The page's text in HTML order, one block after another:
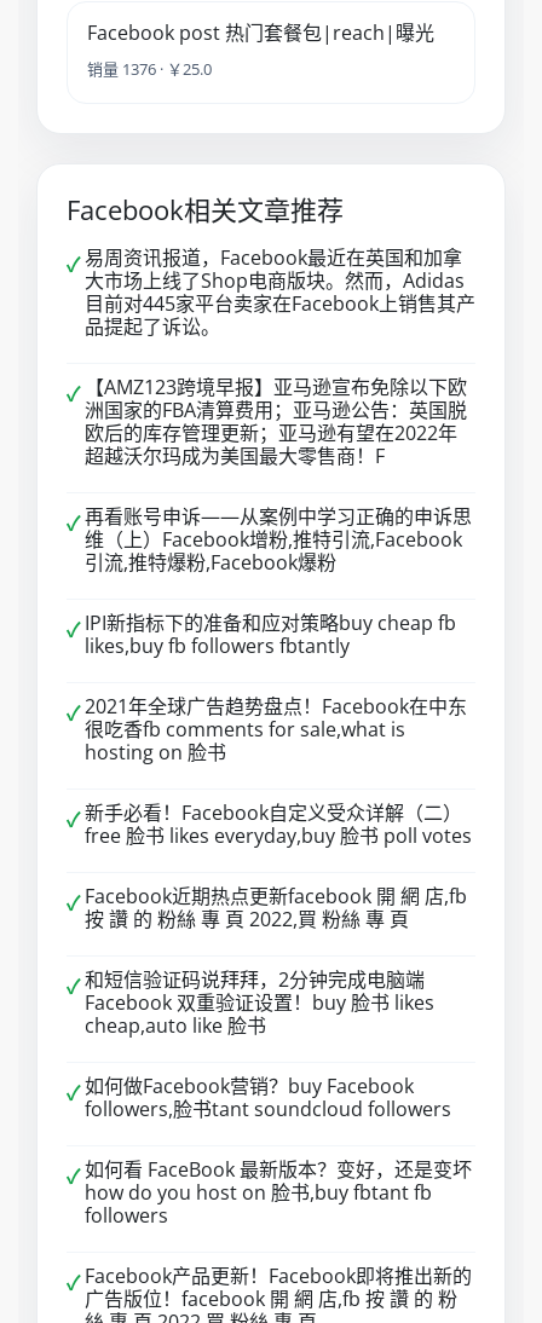
Facebook post 热门套餐包|reach|曝光
销量 1376 · ￥25.0
Facebook相关文章推荐
✓易周资讯报道，Facebook最近在英国和加拿
大市场上线了Shop电商版块。然而，Adidas
目前对445家平台卖家在Facebook上销售其产
品提起了诉讼。
✓
【AMZ123跨境早报】亚马逊宣布免除以下欧
洲国家的FBA清算费用；亚马逊公告：英国脱
欧后的库存管理更新；亚马逊有望在2022年
超越沃尔玛成为美国最大零售商！F
✓再看账号申诉——从案例中学习正确的申诉思
维（上）Facebook增粉,推特引流,Facebook
引流,推特爆粉,Facebook爆粉
✓ IPI新指标下的准备和应对策略buy cheap fb
likes,buy fb followers fbtantly
✓2021年全球广告趋势盘点！Facebook在中东
很吃香fb comments for sale,what is
hosting on 脸书
✓新手必看！Facebook自定义受众详解（二）
free 脸书 likes everyday,buy 脸书 poll votes
✓ Facebook近期热点更新facebook 開 網 店,fb
按 讚 的 粉絲 專 頁 2022,買 粉絲 專 頁
✓和短信验证码说拜拜，2分钟完成电脑端
Facebook 双重验证设置！buy 脸书 likes
cheap,auto like 脸书
✓如何做Facebook营销？buy Facebook
followers,脸书tant soundcloud followers
✓如何看 FaceBook 最新版本？变好，还是变坏
how do you host on 脸书,buy fbtant fb
followers
✓ Facebook产品更新！Facebook即将推出新的
广告版位！facebook 開 網 店,fb 按 讚 的 粉